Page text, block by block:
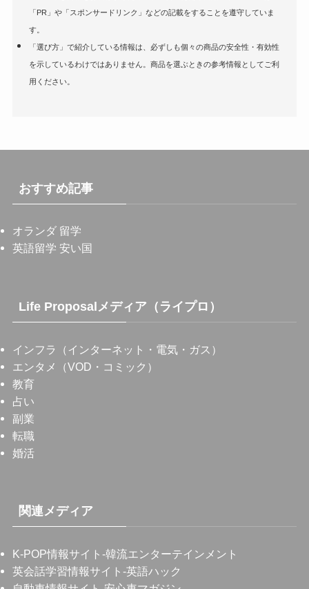
「PR」や「スポンサードリンク」などの記載をすることを遵守していま
す。
「選び方」で紹介している情報は、必ずしも個々の商品の安全性・有効性
を示しているわけではありません。商品を選ぶときの参考情報としてご利
用ください。
おすすめ記事
オランダ 留学
英語留学 安い国
Life Proposalメディア（ライプロ）
インフラ（インターネット・電気・ガス）
エンタメ（VOD・コミック）
教育
占い
副業
転職
婚活
関連メディア
K-POP情報サイト -韓流エンターテインメント
英会話学習情報サイト -英語ハック